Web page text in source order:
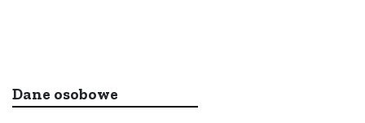
Dane osobowe